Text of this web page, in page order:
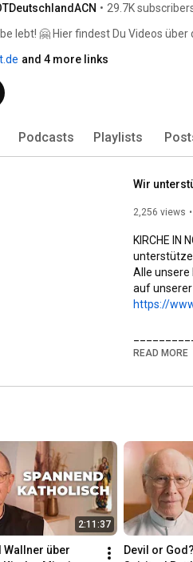
• 29.7K
lebt! 🤗 Hier findest Du Videos
mehr verpassen möchtest: Kanal
and 4 more links
Podcasts Playlists
2,256 views
KIRCHE IN
Alle
https://
✨ Mehr
📘
Wir sind
Stiftung
verfolgte,
sie ihren
Seelsorge
🕊️📦 Mit
READ MORE
2:11:37
Wallner über
Devil or